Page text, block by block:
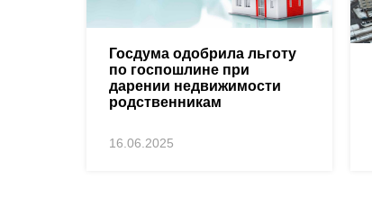
Госдума одобрила льготу
по госпошлине при
дарении недвижимости
родственникам
16.06.2025